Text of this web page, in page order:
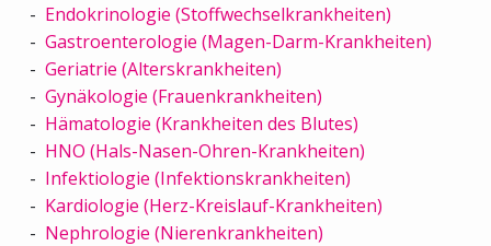
Endokrinologie (Stoffwechselkrankheiten)
Gastroenterologie (Magen-Darm-Krankheiten)
Geriatrie (Alterskrankheiten)
Gynäkologie (Frauenkrankheiten)
Hämatologie (Krankheiten des Blutes)
HNO (Hals-Nasen-Ohren-Krankheiten)
Infektiologie (Infektionskrankheiten)
Kardiologie (Herz-Kreislauf-Krankheiten)
Nephrologie (Nierenkrankheiten)